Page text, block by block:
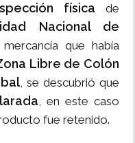
física de
Nacional de
que había
Libre de Colón
, se descubrió que
, en este caso
fue retenido.